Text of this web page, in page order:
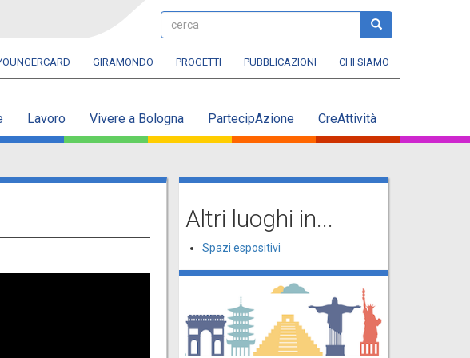
cerca cerca
GIRAMONDO PROGETTI PUBBLICAZIONI CHI SIAMO
Lavoro Vivere a Bologna PartecipAzione CreAttività
Altri luoghi in...
Spazi espositivi